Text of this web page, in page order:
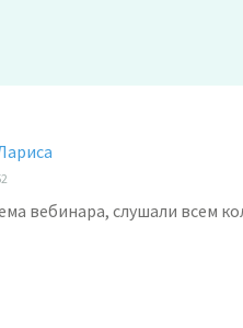
вебинара, слушали всем